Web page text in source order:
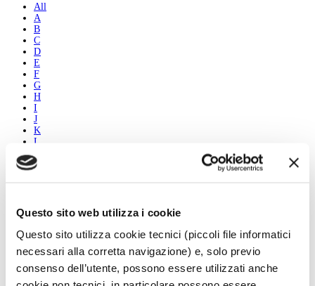
Questo sito web utilizza i cookie
Questo sito utilizza cookie tecnici (piccoli file informatici
necessari alla corretta navigazione) e, solo previo
consenso dell’utente, possono essere utilizzati anche
All
A
B
C
D
E
F
G
H
I
J
K
L
N
R
T
V
W